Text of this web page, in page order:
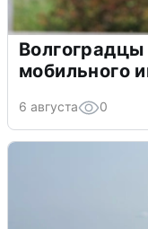
Волгоградцы
мобильного
6 августа 0